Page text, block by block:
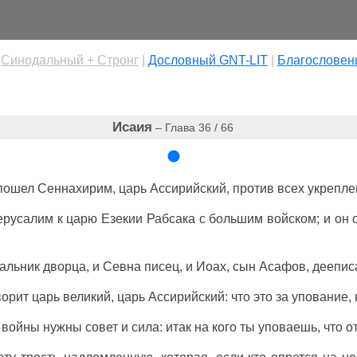
Cинодальный + Стронг| Дословный GNT-LIT|
Исаия – Глава 36 / 66
Сеннахирим, царь Ассирийский, против всех
к царю Езекии Рабсака с большим войском; и он
дворца, и Севна писец, и Иоах, сын Асафов,
царь великий, царь Ассирийский: что это за упование,
войны нужны совети сила: итак на кого ты уповаешь, что